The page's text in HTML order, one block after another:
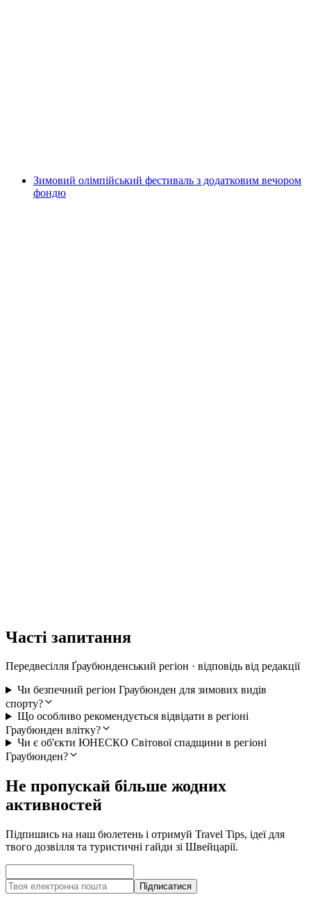
Зимовий олімпійський фестиваль з додатковим вечором
фондю
Часті запитання
Передвесілля Ґраубюнденський регіон · відповідь від редакції
Чи безпечний регіон Граубюнден для зимових видів
спорту?
Що особливо рекомендується відвідати в регіоні
Граубюнден влітку?
Чи є об'єкти ЮНЕСКО Світової спадщини в регіоні
Граубюнден?
Не пропускай більше жодних
активностей
Підпишись на наш бюлетень і отримуй Travel Tips, ідеї для
твого дозвілля та туристичні гайди зі Швейцарії.
Підписатися